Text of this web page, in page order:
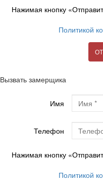
Нажимая кнопку
Политикой
Вызвать замерщика
Имя
Телефон
Нажимая кнопку
Политикой